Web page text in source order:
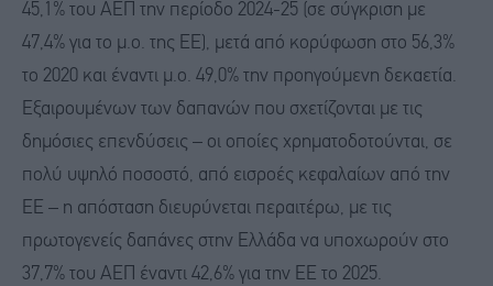
45,1% του ΑΕΠ την περίοδο 2024-25 (σε σύγκριση με
47,4% για το μ.ο. της ΕΕ), μετά από κορύφωση στο 56,3%
το 2020 και έναντι μ.ο. 49,0% την προηγούμενη δεκαετία.
Εξαιρουμένων των δαπανών που σχετίζονται με τις
δημόσιες επενδύσεις – οι οποίες χρηματοδοτούνται, σε
πολύ υψηλό ποσοστό, από εισροές κεφαλαίων από την
ΕΕ – η απόσταση διευρύνεται περαιτέρω, με τις
πρωτογενείς δαπάνες στην Ελλάδα να υποχωρούν στο
37,7% του ΑΕΠ έναντι 42,6% για την ΕΕ το 2025.